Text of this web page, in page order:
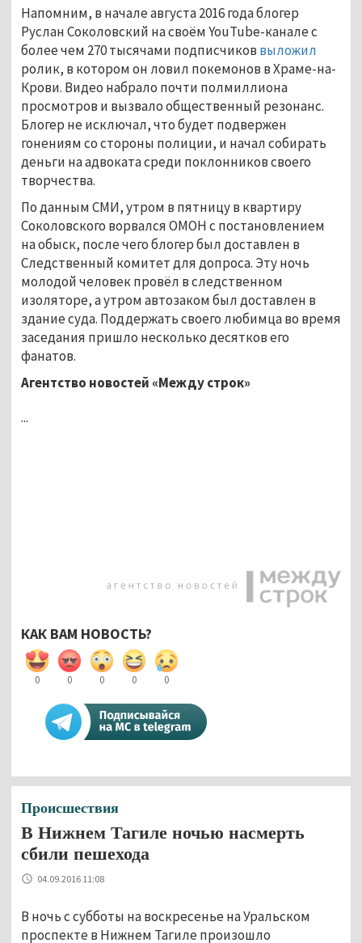
Напомним, в начале августа 2016 года блогер
Руслан Соколовский на своём YouTube-канале с
более чем 270 тысячами подписчиков выложил
ролик, в котором он ловил покемонов в Храме-на-
Крови. Видео набрало почти полмиллиона
просмотров и вызвало общественный резонанс.
Блогер не исключал, что будет подвержен
гонениям со стороны полиции, и начал собирать
деньги на адвоката среди поклонников своего
творчества.
По данным СМИ, утром в пятницу в квартиру
Соколовского ворвался ОМОН с постановлением
на обыск, после чего блогер был доставлен в
Следственный комитет для допроса. Эту ночь
молодой человек провёл в следственном
изоляторе, а утром автозаком был доставлен в
здание суда. Поддержать своего любимца во время
заседания пришло несколько десятков его
фанатов.
Агентство новостей «Между строк»
...
КАК ВАМ НОВОСТЬ?
0 0 0 0 0
Происшествия
В Нижнем Тагиле ночью насмерть
сбили пешехода
04.09.2016 11:08
В ночь с субботы на воскресенье на Уральском
проспекте в Нижнем Тагиле произошло